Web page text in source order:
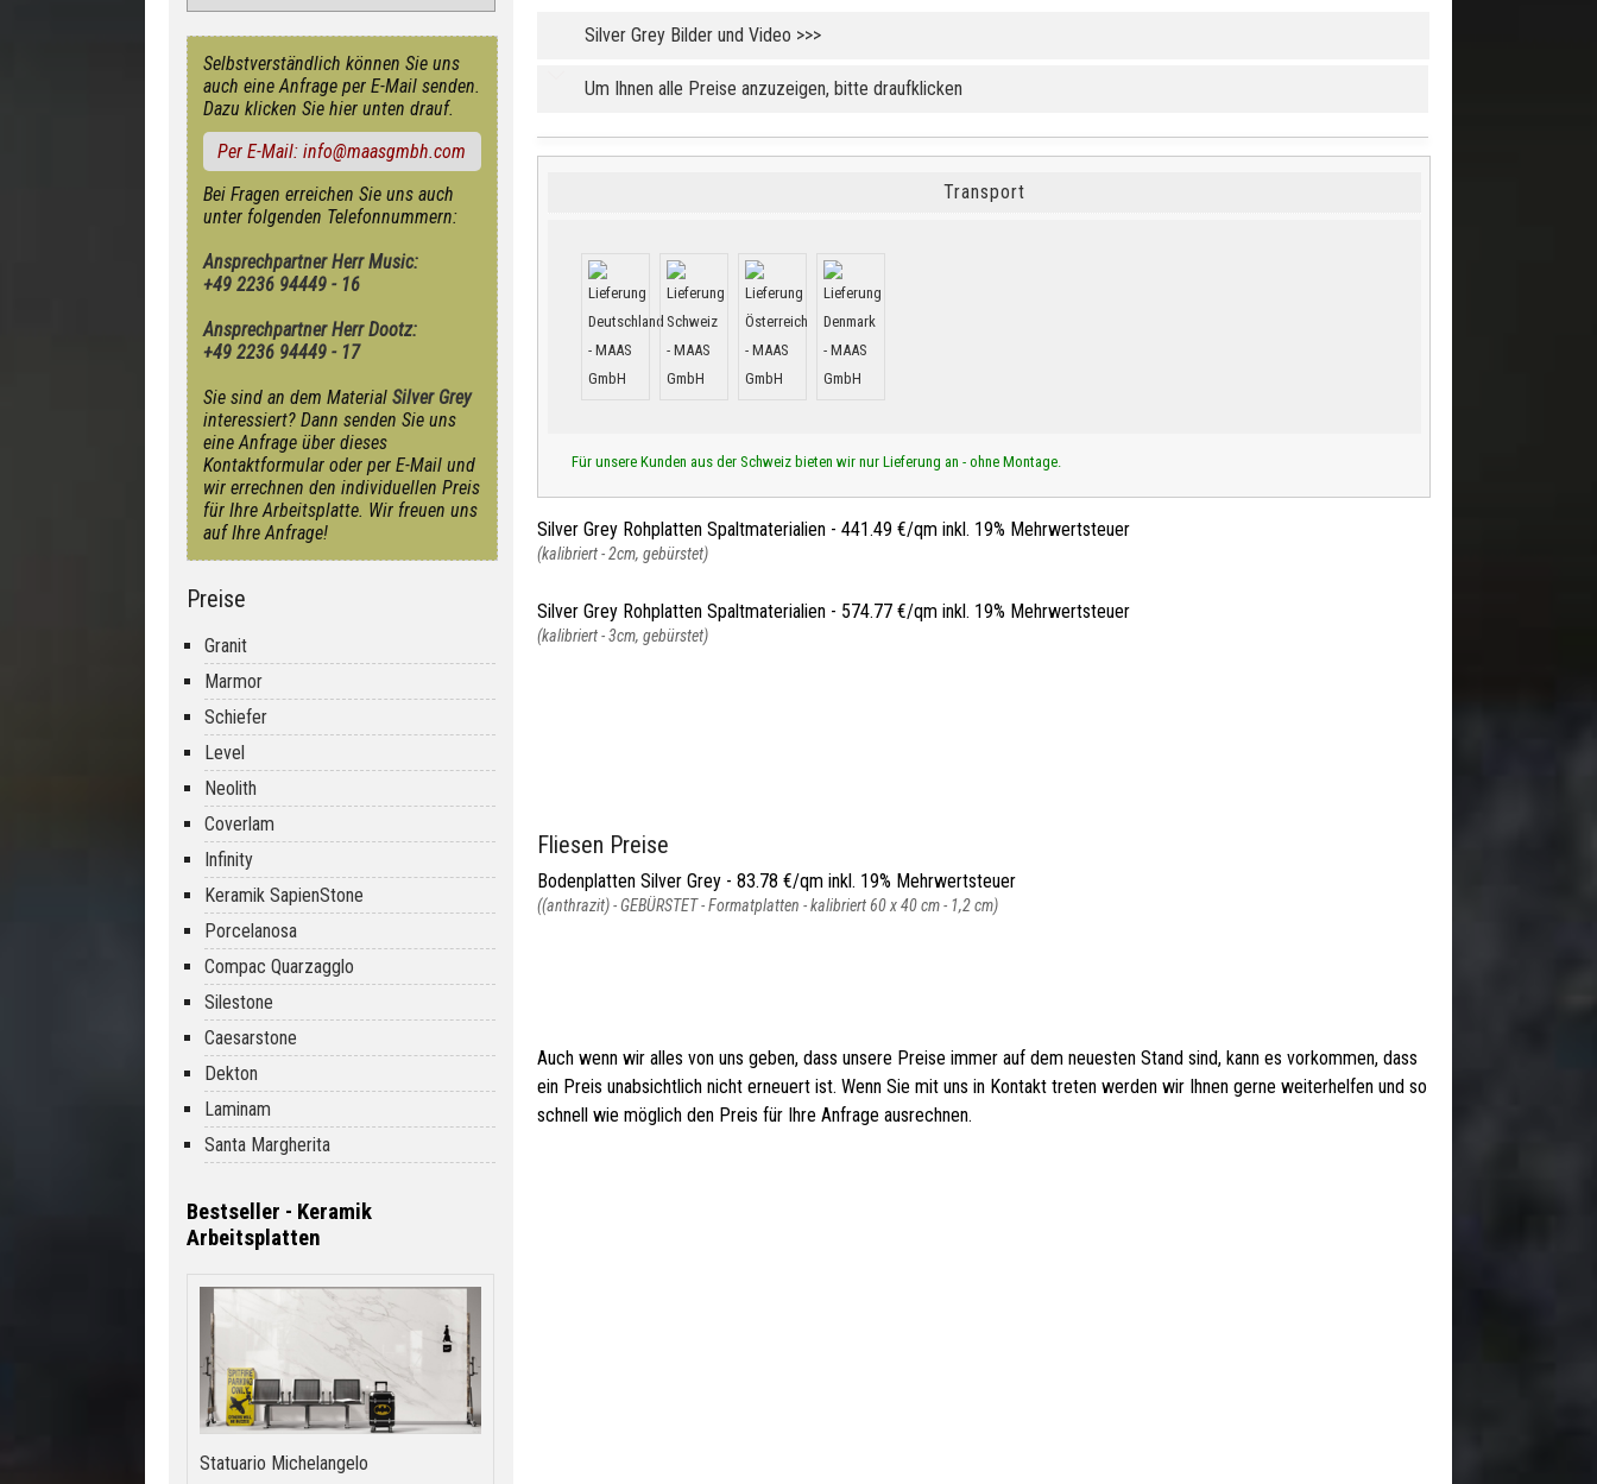
Silver Grey Bilder und Video >>>
Um Ihnen alle Preise anzuzeigen, bitte draufklicken
Transport
Für unsere Kunden aus der Schweiz bieten wir nur Lieferung an - ohne Montage.
Silver Grey Rohplatten Spaltmaterialien - 441.49 €/qm inkl. 19% Mehrwertsteuer
(kalibriert - 2cm, gebürstet)
Silver Grey Rohplatten Spaltmaterialien - 574.77 €/qm inkl. 19% Mehrwertsteuer
(kalibriert - 3cm, gebürstet)
Fliesen Preise
Bodenplatten Silver Grey - 83.78 €/qm inkl. 19% Mehrwertsteuer
((anthrazit) - GEBÜRSTET - Formatplatten - kalibriert 60 x 40 cm - 1,2 cm)
Auch wenn wir alles von uns geben, dass unsere Preise immer auf dem neuesten Stand sind, kann es vorkommen, dass
ein Preis unabsichtlich nicht erneuert ist. Wenn Sie mit uns in Kontakt treten werden wir Ihnen gerne weiterhelfen und so
schnell wie möglich den Preis für Ihre Anfrage ausrechnen.
Selbstverständlich können Sie uns
auch eine Anfrage per E-Mail senden.
Dazu klicken Sie hier unten drauf.
Per E-Mail: info@maasgmbh.com
Bei Fragen erreichen Sie uns auch
unter folgenden Telefonnummern:
Ansprechpartner Herr Music:
+49 2236 94449 - 16
Ansprechpartner Herr Dootz:
+49 2236 94449 - 17
Sie sind an dem Material Silver Grey
interessiert? Dann senden Sie uns
eine Anfrage über dieses
Kontaktformular oder per E-Mail und
wir errechnen den individuellen Preis
für Ihre Arbeitsplatte. Wir freuen uns
auf Ihre Anfrage!
Preise
Granit
Marmor
Schiefer
Level
Neolith
Coverlam
Infinity
Keramik SapienStone
Porcelanosa
Compac Quarzagglo
Silestone
Caesarstone
Dekton
Laminam
Santa Margherita
Bestseller - Keramik
Arbeitsplatten
Statuario Michelangelo